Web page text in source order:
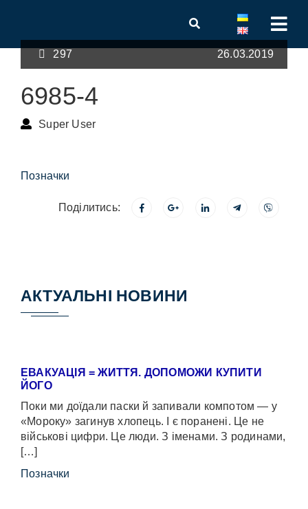
297 26.03.2019
6985-4
Super User
Позначки
Поділитись:
АКТУАЛЬНІ НОВИНИ
ЕВАКУАЦІЯ = ЖИТТЯ. ДОПОМОЖИ КУПИТИ
ЙОГО
Поки ми доїдали паски й запивали компотом — у
«Мороку» загинув хлопець. І є поранені. Це не
військові цифри. Це люди. З іменами. З родинами,
[…]
Позначки